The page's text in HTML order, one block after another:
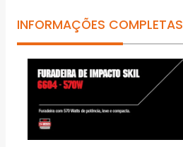
INFORMAÇÕES COMPLETAS